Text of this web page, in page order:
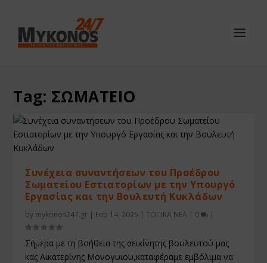
Tag: ΣΩΜΑΤΕΙΟ
Συνέχεια συναντήσεων του Προέδρου
Σωματείου Εστιατορίων με την Υπουργό
Εργασίας και την Βουλευτή Κυκλάδων
by mykonos247.gr | Feb 14, 2025 |ΤΟΠΙΚΑ ΝΕΑ | 0 |
Σήμερα με τη βοήθεια της αεικίνητης βουλευτού μας
κας Αικατερίνης Μονογυιου,καταφέραμε εμβόλιμα να